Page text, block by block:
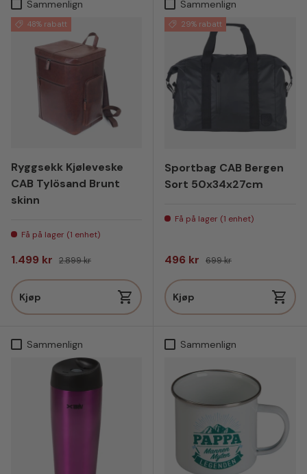
Sammenlign
48% rabatt
Ryggsekk Kjøleveske
CAB Tylösand Brunt
skinn
Få på lager (1 enhet)
Salgspris
1.499 kr Vanlig pris
2.899 kr
Kjøp
Sammenlign
29% rabatt
Sportbag CAB Bergen
Sort 50x34x27cm
Få på lager (1 enhet)
Salgspris
496 kr Vanlig pris
699 kr
Kjøp
Sammenlign Sammenlign